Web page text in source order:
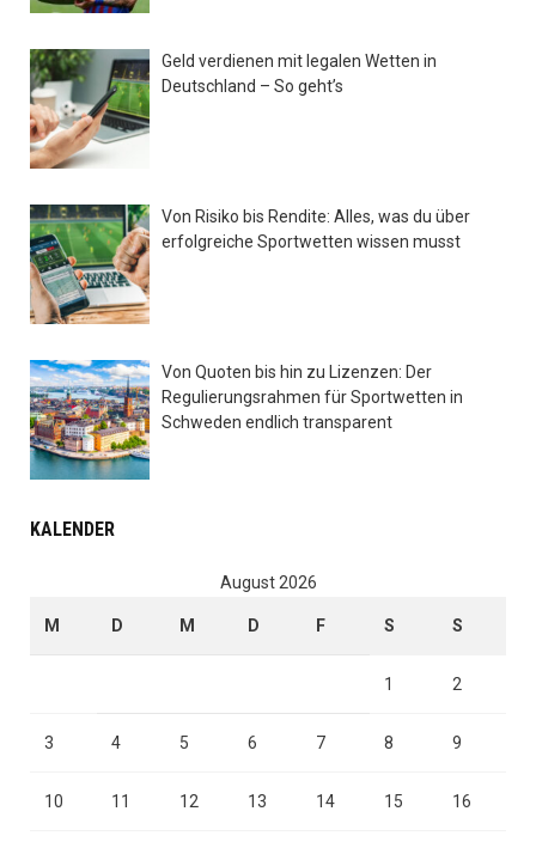
Geld verdienen mit legalen Wetten in
Deutschland – So geht’s
Von Risiko bis Rendite: Alles, was du über
erfolgreiche Sportwetten wissen musst
Von Quoten bis hin zu Lizenzen: Der
Regulierungsrahmen für Sportwetten in
Schweden endlich transparent
KALENDER
August 2026
M D M D F S S
1 2
3 4 5 6 7 8 9
10 11 12 13 14 15 16